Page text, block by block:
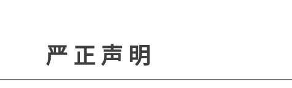
严 正 声 明